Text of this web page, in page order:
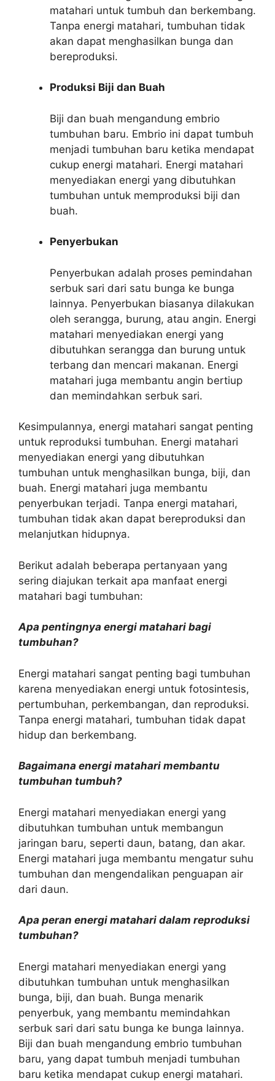
matahari untuk tumbuh dan berkembang.
Tanpa energi matahari, tumbuhan tidak
akan dapat menghasilkan bunga dan
bereproduksi.
Produksi Biji dan Buah
Biji dan buah mengandung embrio
tumbuhan baru. Embrio ini dapat tumbuh
menjadi tumbuhan baru ketika mendapat
cukup energi matahari. Energi matahari
menyediakan energi yang dibutuhkan
tumbuhan untuk memproduksi biji dan
buah.
Penyerbukan
Penyerbukan adalah proses pemindahan
serbuk sari dari satu bunga ke bunga
lainnya. Penyerbukan biasanya dilakukan
oleh serangga, burung, atau angin. Energi
matahari menyediakan energi yang
dibutuhkan serangga dan burung untuk
terbang dan mencari makanan. Energi
matahari juga membantu angin bertiup
dan memindahkan serbuk sari.
Kesimpulannya, energi matahari sangat penting
untuk reproduksi tumbuhan. Energi matahari
menyediakan energi yang dibutuhkan
tumbuhan untuk menghasilkan bunga, biji, dan
buah. Energi matahari juga membantu
penyerbukan terjadi. Tanpa energi matahari,
tumbuhan tidak akan dapat bereproduksi dan
melanjutkan hidupnya.
Berikut adalah beberapa pertanyaan yang
sering diajukan terkait apa manfaat energi
matahari bagi tumbuhan:
Apa pentingnya energi matahari bagi
tumbuhan?
Energi matahari sangat penting bagi tumbuhan
karena menyediakan energi untuk fotosintesis,
pertumbuhan, perkembangan, dan reproduksi.
Tanpa energi matahari, tumbuhan tidak dapat
hidup dan berkembang.
Bagaimana energi matahari membantu
tumbuhan tumbuh?
Energi matahari menyediakan energi yang
dibutuhkan tumbuhan untuk membangun
jaringan baru, seperti daun, batang, dan akar.
Energi matahari juga membantu mengatur suhu
tumbuhan dan mengendalikan penguapan air
dari daun.
Apa peran energi matahari dalam reproduksi
tumbuhan?
Energi matahari menyediakan energi yang
dibutuhkan tumbuhan untuk menghasilkan
bunga, biji, dan buah. Bunga menarik
penyerbuk, yang membantu memindahkan
serbuk sari dari satu bunga ke bunga lainnya.
Biji dan buah mengandung embrio tumbuhan
baru, yang dapat tumbuh menjadi tumbuhan
baru ketika mendapat cukup energi matahari.